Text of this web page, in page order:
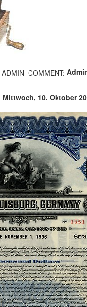
Mittwoch, 10. Oktober